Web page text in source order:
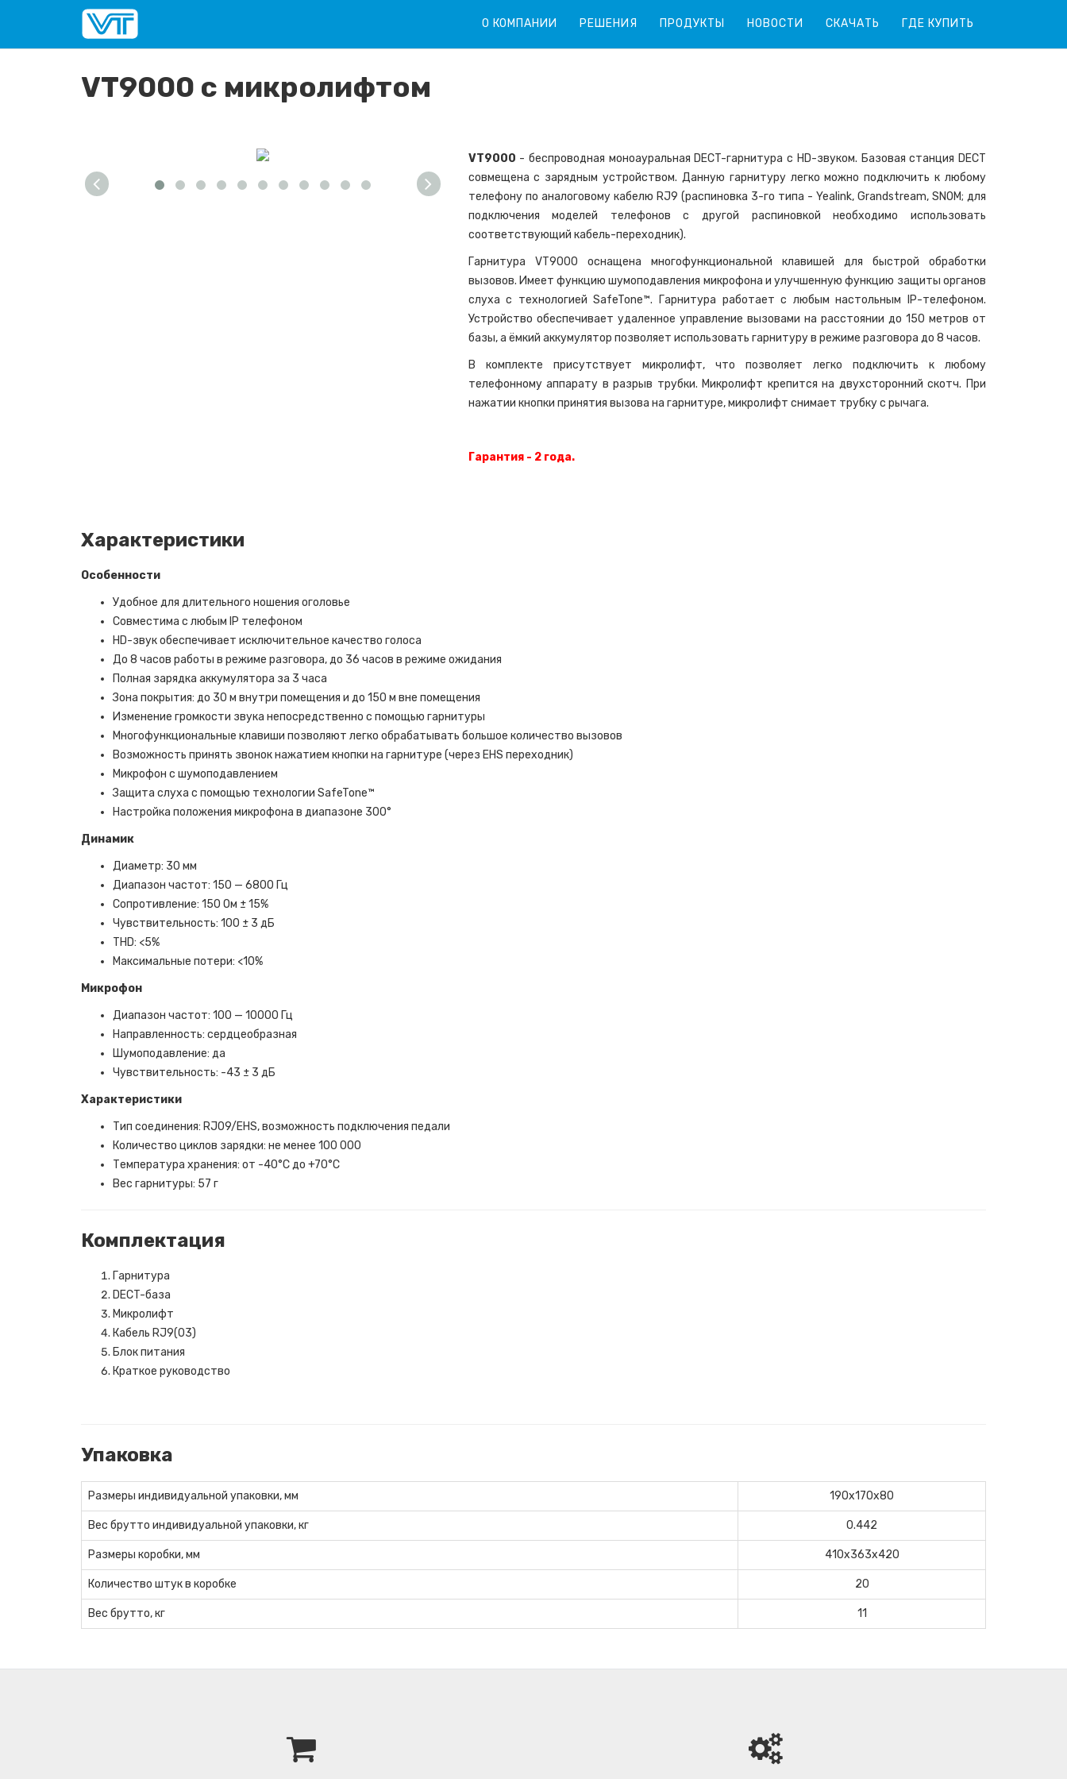
О КОМПАНИИ РЕШЕНИЯ ПРОДУКТЫ НОВОСТИ СКАЧАТЬ ГДЕ КУПИТЬ
VT9000 с микролифтом
VT9000 - беспроводная моноауральная DECT-гарнитура с HD-звуком. Базовая станция DECT
совмещена с зарядным устройством. Данную гарнитуру легко можно подключить к любому
телефону по аналоговому кабелю RJ9 (распиновка 3-го типа - Yealink, Grandstream, SNOM; для
подключения моделей телефонов с другой распиновкой необходимо использовать
соответствующий кабель-переходник).
Гарнитура VT9000 оснащена многофункциональной клавишей для быстрой обработки
вызовов. Имеет функцию шумоподавления микрофона и улучшенную функцию защиты органов
слуха с технологией SafeTone™. Гарнитура работает с любым настольным IP-телефоном.
Устройство обеспечивает удаленное управление вызовами на расстоянии до 150 метров от
базы, а ёмкий аккумулятор позволяет использовать гарнитуру в режиме разговора до 8 часов.
В комплекте присутствует микролифт, что позволяет легко подключить к любому
телефонному аппарату в разрыв трубки. Микролифт крепится на двухсторонний скотч. При
нажатии кнопки принятия вызова на гарнитуре, микролифт снимает трубку с рычага.
Гарантия - 2 года.
Характеристики
Особенности
Удобное для длительного ношения оголовье
Совместима с любым IP телефоном
HD-звук обеспечивает исключительное качество голоса
До 8 часов работы в режиме разговора, до 36 часов в режиме ожидания
Полная зарядка аккумулятора за 3 часа
Зона покрытия: до 30 м внутри помещения и до 150 м вне помещения
Изменение громкости звука непосредственно с помощью гарнитуры
Многофункциональные клавиши позволяют легко обрабатывать большое количество вызовов
Возможность принять звонок нажатием кнопки на гарнитуре (через EHS переходник)
Микрофон с шумоподавлением
Защита слуха с помощью технологии SafeTone™
Настройка положения микрофона в диапазоне 300°
Динамик
Диаметр: 30 мм
Диапазон частот: 150 — 6800 Гц
Сопротивление: 150 Ом ± 15%
Чувствительность: 100 ± 3 дБ
THD: <5%
Максимальные потери: <10%
Микрофон
Диапазон частот: 100 — 10000 Гц
Направленность: сердцеобразная
Шумоподавление: да
Чувствительность: -43 ± 3 дБ
Характеристики
Тип соединения: RJ09/EHS, возможность подключения педали
Количество циклов зарядки: не менее 100 000
Температура хранения: от -40°C до +70°C
Вес гарнитуры: 57 г
Комплектация
Гарнитура
DECT-база
Микролифт
Кабель RJ9(03)
Блок питания
Краткое руководство
Упаковка
Размеры индивидуальной упаковки, мм 190x170x80
Вес брутто индивидуальной упаковки, кг 0.442
Размеры коробки, мм 410x363x420
Количество штук в коробке 20
Вес брутто, кг 11